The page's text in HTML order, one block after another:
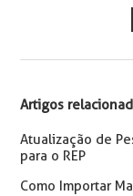
Artigos
Atualização de
para o REP
Como Importar